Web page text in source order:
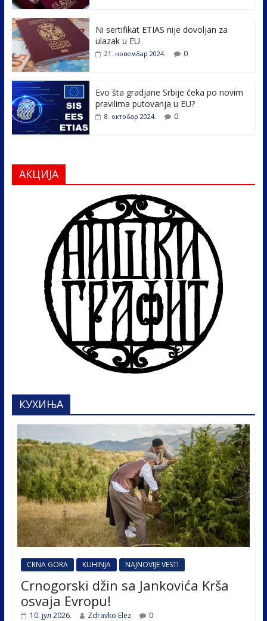
o
k
Ni sertifikat ETIAS nije dovoljan za
ulazak u EU
21. новембар 2024. 0
Evo šta gradjane Srbije čeka po novim
pravilima putovanja u EU?
8. октобар 2024. 0
АКЦИЈА
КУХИЊА
CRNA GORA KUHINJA NAJNOVIJE VESTI
Crnogorski džin sa Jankovića Krša
osvaja Evropu!
10. јул 2026. Zdravko Elez 0